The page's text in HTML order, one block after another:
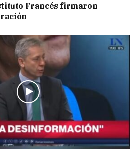
Francés firmaron